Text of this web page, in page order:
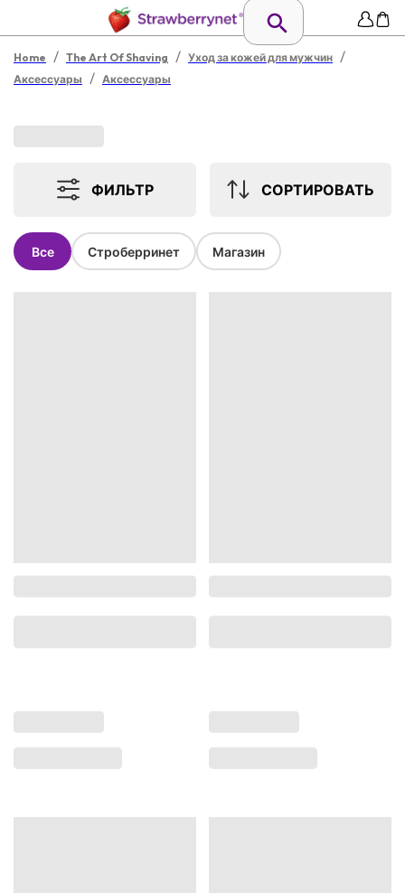
Home / The Art Of Shaving / Уход за кожей для мужчин /
Аксессуары / Аксессуары
ФИЛЬТР СОРТИРОВАТЬ
Все Строберринет Магазин